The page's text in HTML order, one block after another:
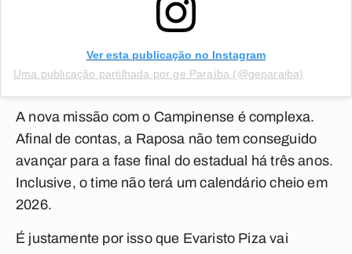
Ver esta publicação no Instagram
Uma publicação partilhada por ge Paraíba (@geparaiba)
A nova missão com o Campinense é complexa.
Afinal de contas, a Raposa não tem conseguido
avançar para a fase final do estadual há três anos.
Inclusive, o time não terá um calendário cheio em
2026.
É justamente por isso que Evaristo Piza vai